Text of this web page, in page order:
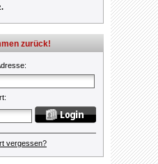
zurück!
:
:
vergessen?